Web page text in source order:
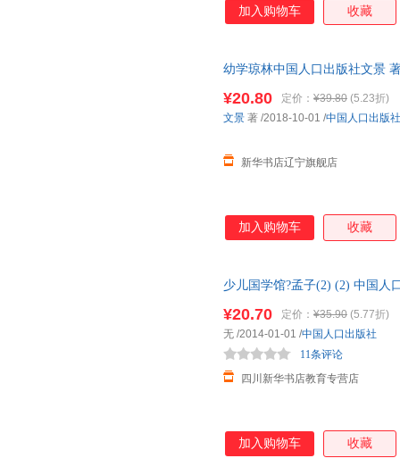
加入购物车 收藏
幼学琼林中国人口出版社文景
¥20.80 定价： ¥39.80 (5.23折)
新华书店辽宁旗舰店
文景 著 /2018-10-01 /中国人口出版社
加入购物车 收藏
少儿国学馆?孟子(2) (2) 中国人
¥20.70 定价： ¥35.90 (5.77折)
四川新华书店教育专营店
11条评论
无 /2014-01-01 /中国人口出版社
加入购物车 收藏